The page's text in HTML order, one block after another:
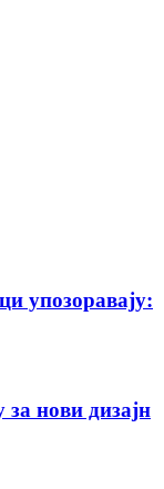
упозоравају:
за нови дизајн